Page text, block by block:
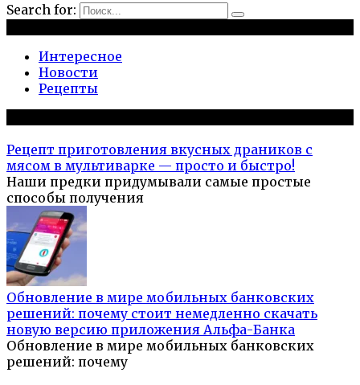
Search for:
Интересное
Новости
Рецепты
Рецепт приготовления вкусных драников с
мясом в мультиварке — просто и быстро!
Наши предки придумывали самые простые
способы получения
Обновление в мире мобильных банковских
решений: почему стоит немедленно скачать
новую версию приложения Альфа-Банка
Обновление в мире мобильных банковских
решений: почему